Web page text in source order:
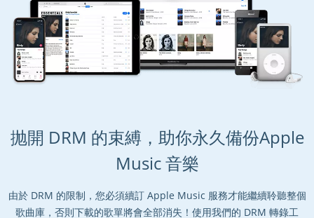
抛開 DRM 的束縛，助你永久備份Apple
Music 音樂
由於 DRM 的限制，您必須續訂 Apple Music 服務才能繼續聆聽整個
歌曲庫，否則下載的歌單將會全部消失！使用我們的 DRM 轉錄工